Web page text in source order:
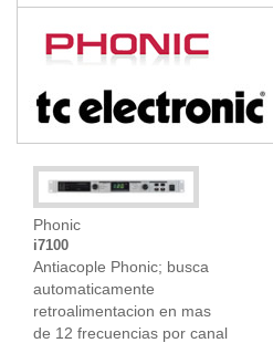
Phonic
i7100
Antiacople Phonic; busca
automaticamente
retroalimentacion en mas
de 12 frecuencias por canal